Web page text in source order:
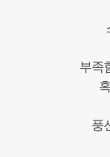
부족
풍